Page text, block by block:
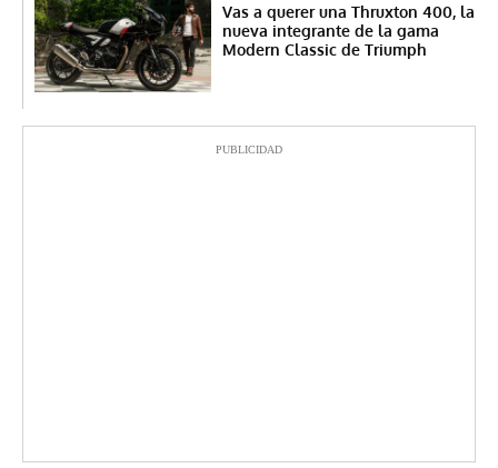
Vas a querer una Thruxton 400, la
nueva integrante de la gama
Modern Classic de Triumph
PUBLICIDAD